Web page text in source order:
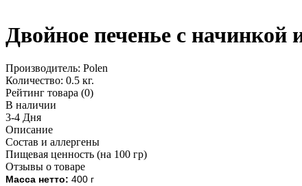
Двойное печенье с начинкой
Производитель: Polen
Количество: 0.5 кг.
Рейтинг товара (0)
В наличии
3-4 Дня
Описание
Состав и аллергены
Пищевая ценность (на 100 гр)
Отзывы о товаре
Масса нетто: 400 г